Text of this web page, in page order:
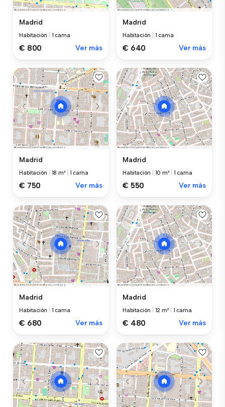
Madrid
Habitación 1 cama
€ 800 Ver más
Madrid
Habitación 1 cama
€ 640 Ver más
Madrid
Habitación 18 m² 1 cama
€ 750 Ver más
Madrid
Habitación 10 m² 1 cama
€ 550 Ver más
Madrid
Habitación 1 cama
€ 680 Ver más
Madrid
Habitación 12 m² 1 cama
€ 480 Ver más